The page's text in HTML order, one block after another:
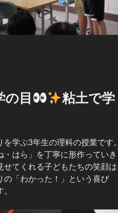
目
粘土で学
学ぶ3年生の理科の授業です。
はら」を丁寧に形作っていき
せてくれる子どもたちの笑顔は
の「わかった！」という喜び